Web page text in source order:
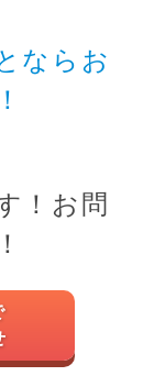
ならお
！お問